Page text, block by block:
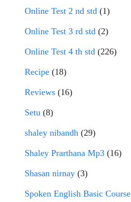
Online Test 2 nd std (1)
Online Test 3 rd std (2)
Online Test 4 th std (226)
Recipe (18)
Reviews (16)
Setu (8)
shaley nibandh (29)
Shaley Prarthana Mp3 (16)
Shasan nirnay (3)
Spoken English Basic Course